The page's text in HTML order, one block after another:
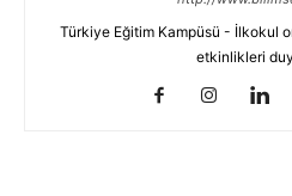
Türkiye Eğitim Kampüsü - İlkokul
etkinlikleri